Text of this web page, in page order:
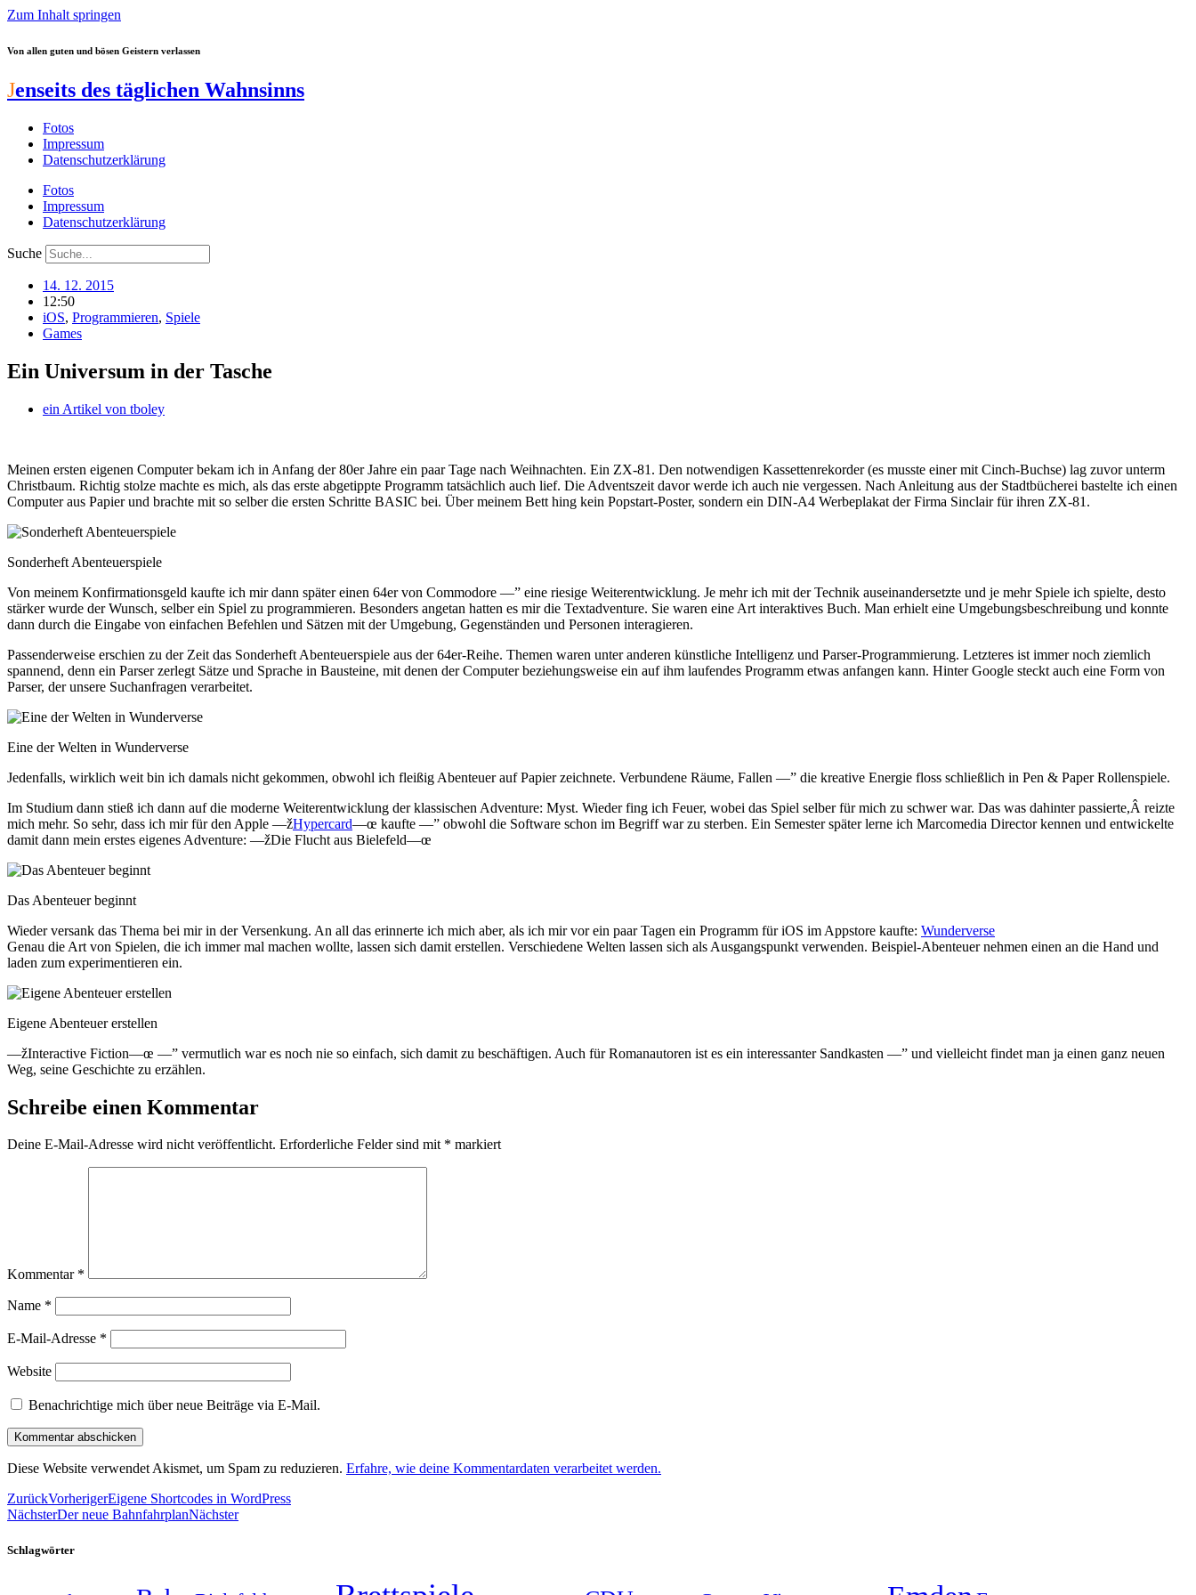
Zum Inhalt springen
Von allen guten und bösen Geistern verlassen
Jenseits des täglichen Wahnsinns
Fotos
Impressum
Datenschutzerklärung
Fotos
Impressum
Datenschutzerklärung
Suche
14. 12. 2015
12:50
iOS, Programmieren, Spiele
Games
Ein Universum in der Tasche
ein Artikel von tboley
Meinen ersten eigenen Computer bekam ich in Anfang der 80er Jahre ein paar Tage nach Weihnachten. Ein ZX-81. Den notwendigen Kassettenrekorder (es musste einer mit Cinch-Buchse) lag zuvor unterm
Christbaum. Richtig stolze machte es mich, als das erste abgetippte Programm tatsächlich auch lief. Die Adventszeit davor werde ich auch nie vergessen. Nach Anleitung aus der Stadtbücherei bastelte ich einen
Computer aus Papier und brachte mit so selber die ersten Schritte BASIC bei. Über meinem Bett hing kein Popstart-Poster, sondern ein DIN-A4 Werbeplakat der Firma Sinclair für ihren ZX-81.
Sonderheft Abenteuerspiele
Von meinem Konfirmationsgeld kaufte ich mir dann später einen 64er von Commodore —” eine riesige Weiterentwicklung. Je mehr ich mit der Technik auseinandersetzte und je mehr Spiele ich spielte, desto
stärker wurde der Wunsch, selber ein Spiel zu programmieren. Besonders angetan hatten es mir die Textadventure. Sie waren eine Art interaktives Buch. Man erhielt eine Umgebungsbeschreibung und konnte
dann durch die Eingabe von einfachen Befehlen und Sätzen mit der Umgebung, Gegenständen und Personen interagieren.
Passenderweise erschien zu der Zeit das Sonderheft Abenteuerspiele aus der 64er-Reihe. Themen waren unter anderen künstliche Intelligenz und Parser-Programmierung. Letzteres ist immer noch ziemlich
spannend, denn ein Parser zerlegt Sätze und Sprache in Bausteine, mit denen der Computer beziehungsweise ein auf ihm laufendes Programm etwas anfangen kann. Hinter Google steckt auch eine Form von
Parser, der unsere Suchanfragen verarbeitet.
Eine der Welten in Wunderverse
Jedenfalls, wirklich weit bin ich damals nicht gekommen, obwohl ich fleißig Abenteuer auf Papier zeichnete. Verbundene Räume, Fallen —” die kreative Energie floss schließlich in Pen & Paper Rollenspiele.
Im Studium dann stieß ich dann auf die moderne Weiterentwicklung der klassischen Adventure: Myst. Wieder fing ich Feuer, wobei das Spiel selber für mich zu schwer war. Das was dahinter passierte,Â reizte
mich mehr. So sehr, dass ich mir für den Apple —žHypercard—œ kaufte —” obwohl die Software schon im Begriff war zu sterben. Ein Semester später lerne ich Marcomedia Director kennen und entwickelte
damit dann mein erstes eigenes Adventure: —žDie Flucht aus Bielefeld—œ
Das Abenteuer beginnt
Wieder versank das Thema bei mir in der Versenkung. An all das erinnerte ich mich aber, als ich mir vor ein paar Tagen ein Programm für iOS im Appstore kaufte: Wunderverse
Genau die Art von Spielen, die ich immer mal machen wollte, lassen sich damit erstellen. Verschiedene Welten lassen sich als Ausgangspunkt verwenden. Beispiel-Abenteuer nehmen einen an die Hand und
laden zum experimentieren ein.
Eigene Abenteuer erstellen
—žInteractive Fiction—œ —” vermutlich war es noch nie so einfach, sich damit zu beschäftigen. Auch für Romanautoren ist es ein interessanter Sandkasten —” und vielleicht findet man ja einen ganz neuen
Weg, seine Geschichte zu erzählen.
Schreibe einen Kommentar
Deine E-Mail-Adresse wird nicht veröffentlicht. Erforderliche Felder sind mit * markiert
Kommentar *
Name *
E-Mail-Adresse *
Website
Benachrichtige mich über neue Beiträge via E-Mail.
Diese Website verwendet Akismet, um Spam zu reduzieren. Erfahre, wie deine Kommentardaten verarbeitet werden.
ZurückVorherigerEigene Shortcodes in WordPress
NächsterDer neue BahnfahrplanNächster
Schlagwörter